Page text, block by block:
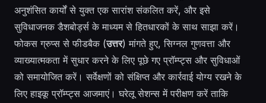
अनुशंसित कार्यों से युक्त एक सारांश संकलित करें, और इसे
सुविधाजनक डैशबोर्ड्स के माध्यम से हितधारकों के साथ साझा करें।
फोकस ग्रुप्स से फीडबैक (उत्तर) मांगते हुए, सिग्नल गुणवत्ता और
व्याख्यात्मकता में सुधार करने के लिए पूछे गए प्रॉम्प्ट्स और सुविधाओं
को समायोजित करें। सर्वेक्षणों को संक्षिप्त और कार्रवाई योग्य रखने के
लिए हाइकू प्रॉम्प्ट्स आजमाएं। घरेलू सेशन्स में परीक्षण करें ताकि